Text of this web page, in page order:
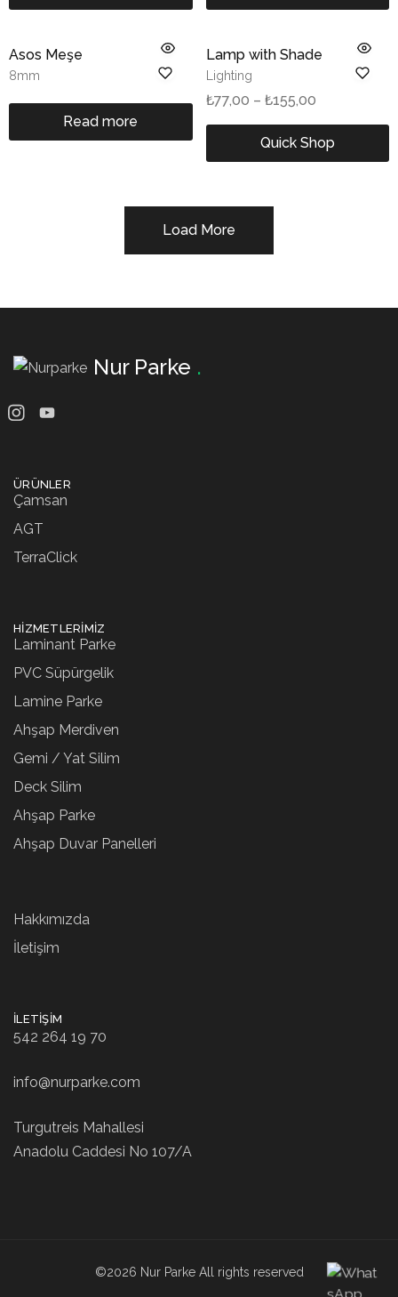
8mm
Asos Meşe
Read more
SALE
Lighting
Lamp with Shade
₺77,00 – ₺155,00
Quick Shop
Load More
Nur Parke .
ÜRÜNLER
Çamsan
AGT
TerraClick
HIZMETLERIMIZ
Laminant Parke
PVC Süpürgelik
Lamine Parke
Ahşap Merdiven
Gemi / Yat Silim
Deck Silim
Ahşap Parke
Ahşap Duvar Panelleri
Hakkımızda
İletişim
İLETIŞIM
542 264 19 70
info@nurparke.com
Turgutreis Mahallesi
Anadolu Caddesi No 107/A
©2026 Nur Parke All rights reserved